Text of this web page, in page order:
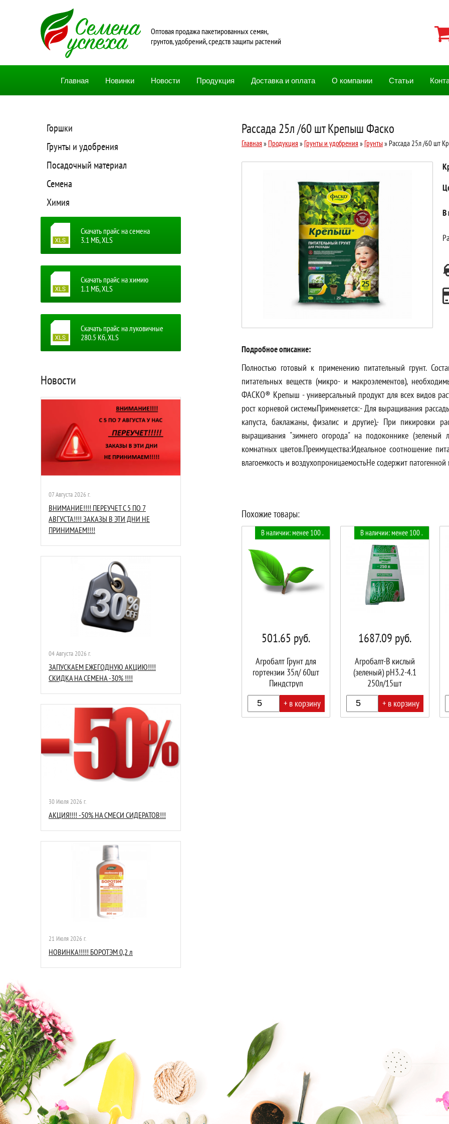
Oптовая продажа пакетированных семян,
грунтов, удобрений, средств защиты растений
Главная Новинки Новости Продукция Доставка и оплата О компании Статьи
Горшки
Грунты и удобрения
Посадочный материал
Семена
Химия
Скачать прайс на семена
3.1 MБ, XLS
Скачать прайс на химию
1.1 MБ, XLS
Скачать прайс на луковичные
280.5 Кб, XLS
Новости
07 Августа 2026 г.
ВНИМАНИЕ!!!! ПЕРЕУЧЕТ С 5 ПО 7
АВГУСТА!!!! ЗАКАЗЫ В ЭТИ ДНИ НЕ
ПРИНИМАЕМ!!!!
04 Августа 2026 г.
ЗАПУСКАЕМ ЕЖЕГОДНУЮ АКЦИЮ!!!!
СКИДКА НА СЕМЕНА -30% !!!!
30 Июля 2026 г.
АКЦИЯ!!!! -50% НА СМЕСИ СИДЕРАТОВ!!!
21 Июля 2026 г.
НОВИНКА!!!!! БОРОТЭМ 0,2 л
Рассада 25л /60 шт Крепыш Фаско
Главная » Продукция » Грунты и удобрения » Грунты» Рассада 25л /60 шт
В
Подробное описание:
Полностью готовый к применению питательный грунт.
питательных веществ (микро- и макроэлементов),
ФАСКО® Крепыш - универсальный продукт для всех видов
рост корневой системыПрименяется:- Для выращивания
капуста, баклажаны, физалис и другие),- При пикировки
выращивания "зимнего огорода" на подоконнике
комнатных цветов.Преимущества:Идеальное соотношение
влагоемкость и воздухопроницаемостьНе содержит
Похожие товары:
В наличии: менее 100 .
501.65 руб.
Агробалт Грунт для
гортензии 35л/ 60шт
Пиндструп
+ в корзину
В наличии: менее 100 .
1687.09 руб.
Агробалт-B кислый
(зеленый) pH3.2-4.1
250л/15шт
+ в корзину